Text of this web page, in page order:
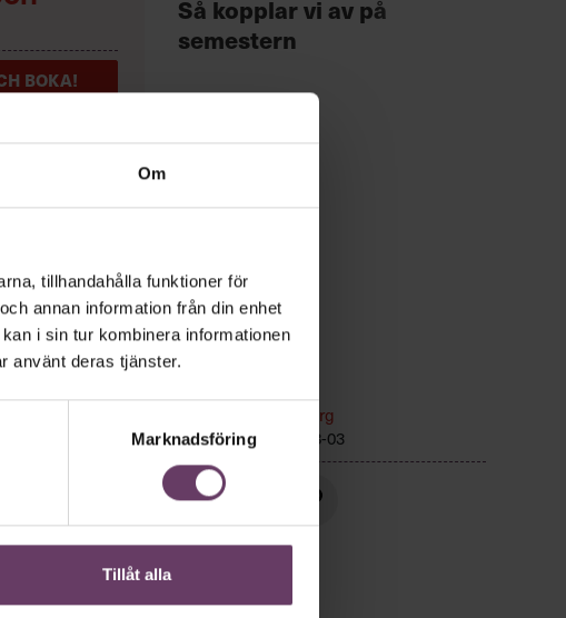
Om
tillhandahålla funktioner för
annan information från din enhet
i sin tur kombinera informationen
använt deras tjänster.
Marknadsföring
Tillåt alla
BOKA!
Så kopplar vi av på
semestern
för
går hem,
skor, än
Fredrik Kullberg
Publicerad
2026-08-03